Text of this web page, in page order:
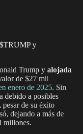
y
Trump y alojada
de $27 mil
enero de 2025. Sin
debido a posibles
de su éxito
dejando a más de
millones.